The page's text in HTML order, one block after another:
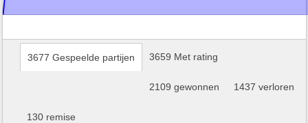
3677 Gespeelde partijen 3659 Met rating
2109 gewonnen 1437 verloren
130 remise